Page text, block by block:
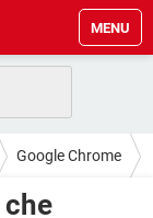
MENU
Google Chrome